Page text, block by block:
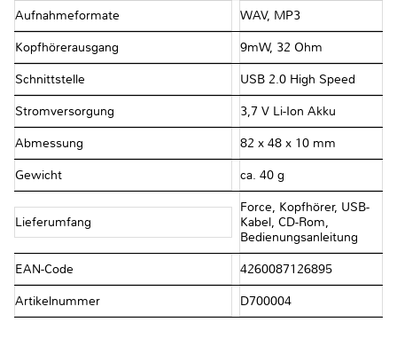
Aufnahmeformate WAV, MP3
Kopfhörerausgang 9mW, 32 Ohm
Schnittstelle USB 2.0 High Speed
Stromversorgung 3,7 V Li-Ion Akku
Abmessung 82 x 48 x 10 mm
Gewicht ca. 40 g
Lieferumfang
Force, Kopfhörer, USB-
Kabel, CD-Rom,
Bedienungsanleitung
EAN-Code 4260087126895
Artikelnummer D700004